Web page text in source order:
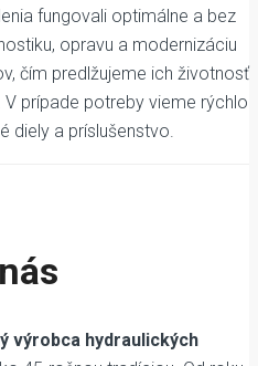
fungovali optimálne a bez
opravu a modernizáciu
čím predlžujeme ich životnosť
prípade potreby vieme rýchlo
diely a príslušenstvo.
výrobca hydraulických